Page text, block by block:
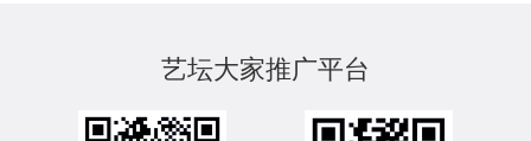
艺坛大家推广平台